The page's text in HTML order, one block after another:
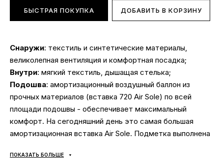
БЫСТРАЯ ПОКУПКА ДОБАВИТЬ В КОРЗИНУ
Снаружи: текстиль и синтетические материалы,
великолепная вентиляция и комфортная посадка;
Внутри: мягкий текстиль, дышащая стелька;
Подошва: амортизационный воздушный баллон из
прочных материалов (вставка 720 Air Sole) по всей
площади подошвы - обеспечивает максимальный
комфорт. На сегодняшний день это самая большая
амортизационная вставка Air Sole. Подметка выполнена
прекрасное сцепление с дорожным покрытием. Обувь
ПОКАЗАТЬ БОЛЬШЕ